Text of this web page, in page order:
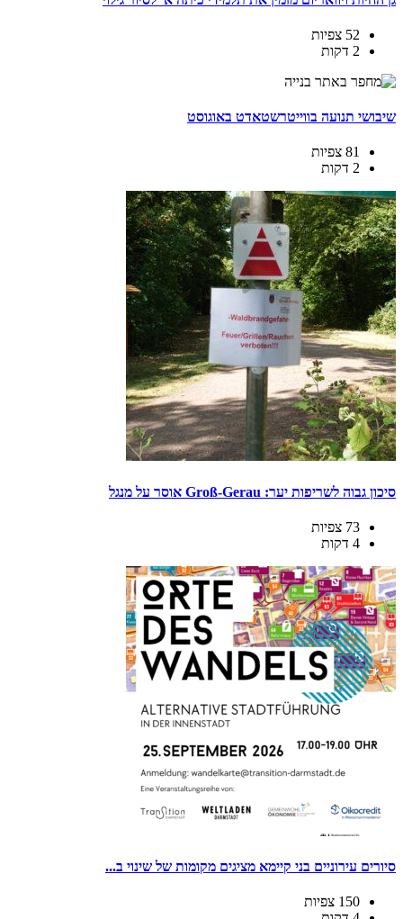
52 צפיות
2 דקות
שיבושי תנועה בווייטרשטאדט באוגוסט
81 צפיות
2 דקות
סיכון גבוה לשריפות יער: Groß-Gerau אוסר על מנגל
73 צפיות
4 דקות
סיורים עירוניים בני קיימא מציגים מקומות של שינוי ב...
150 צפיות